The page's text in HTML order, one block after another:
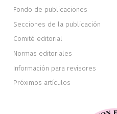
Fondo de publicaciones
Secciones de la publicación
Comité editorial
Normas editoriales
Información para revisores
Próximos artículos